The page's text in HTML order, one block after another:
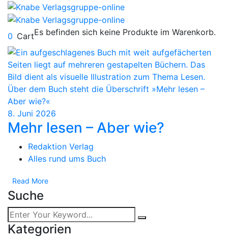
0 CartEs befinden sich keine Produkte im Warenkorb.
8. Juni 2026
Mehr lesen – Aber wie?
Redaktion Verlag
Alles rund ums Buch
Read More
Suche
Kategorien